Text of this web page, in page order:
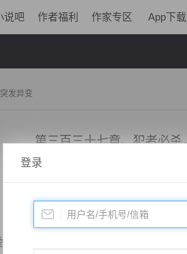
说吧 作者福利 作家专区 App下载
发异变
第三百三十七章、犯者必杀
小说：戮天狂徒
浪扑面而来，麟炎裂刃飘浮在火山
登录